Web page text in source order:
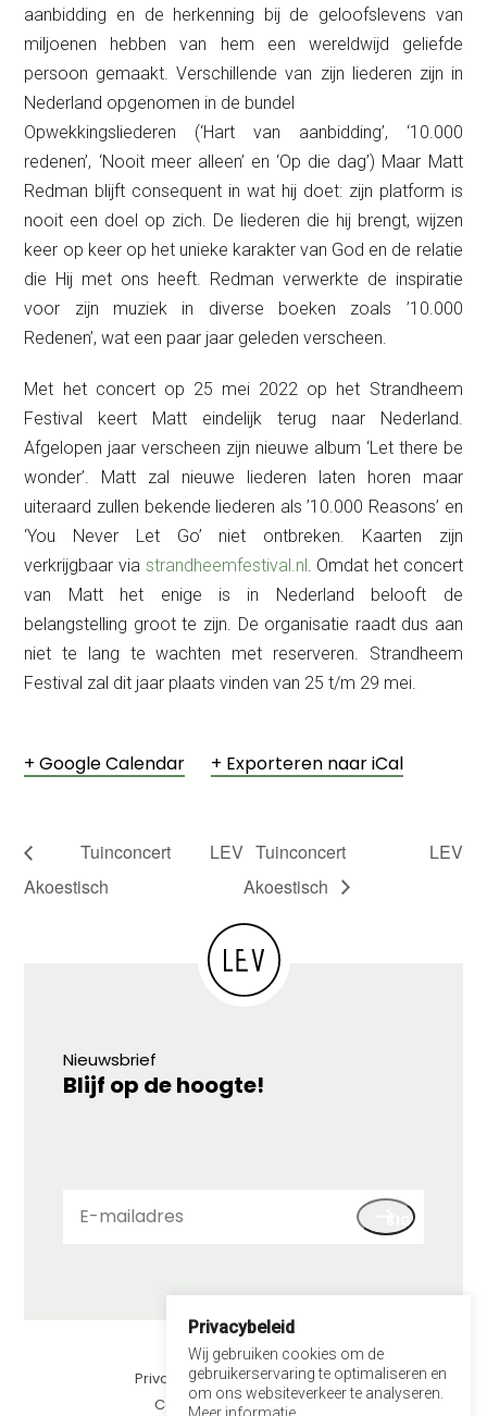
aanbidding en de herkenning bij de geloofslevens van
miljoenen hebben van hem een wereldwijd geliefde
persoon gemaakt. Verschillende van zijn liederen zijn in
Nederland opgenomen in de bundel
Opwekkingsliederen (‘Hart van aanbidding’, ‘10.000
redenen’, ‘Nooit meer alleen’ en ‘Op die dag’) Maar Matt
Redman blijft consequent in wat hij doet: zijn platform is
nooit een doel op zich. De liederen die hij brengt, wijzen
keer op keer op het unieke karakter van God en de relatie
die Hij met ons heeft. Redman verwerkte de inspiratie
voor zijn muziek in diverse boeken zoals ’10.000
Redenen’, wat een paar jaar geleden verscheen.
Met het concert op 25 mei 2022 op het Strandheem
Festival keert Matt eindelijk terug naar Nederland.
Afgelopen jaar verscheen zijn nieuwe album ‘Let there be
wonder’. Matt zal nieuwe liederen laten horen maar
uiteraard zullen bekende liederen als ’10.000 Reasons’ en
‘You Never Let Go’ niet ontbreken. Kaarten zijn
verkrijgbaar via strandheemfestival.nl. Omdat het concert
van Matt het enige is in Nederland belooft de
belangstelling groot te zijn. De organisatie raadt dus aan
niet te lang te wachten met reserveren. Strandheem
Festival zal dit jaar plaats vinden van 25 t/m 29 mei.
+ Google Calendar + Exporteren naar iCal
Tuinconcert LEV
Akoestisch
Tuinconcert LEV
Akoestisch
Nieuwsbrief
Blijf op de hoogte!
SIGN UP
© 2026 LEV
Privacybeleid
Contact
Privacybeleid
Wij gebruiken cookies om de
gebruikerservaring te optimaliseren en
om ons websiteverkeer te analyseren.